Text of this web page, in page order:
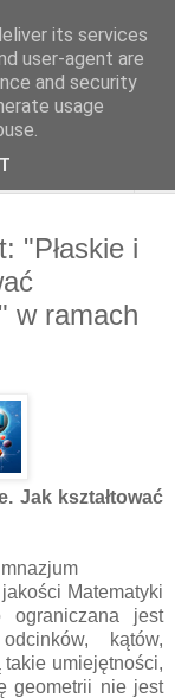
"Płaskie i
w ramach
Jak kształtować
Matematyki
ograniczana jest
kątów,
takie umiejętności,
geometrii nie jest
its services
user-agent are
and security
usage